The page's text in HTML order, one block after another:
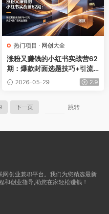
热门项目 · 网创大全
涨粉又赚钱的小红书实战营62
期：爆款封面选题技巧+引流
开店+接广变现全链路
2026-05-29 2.9
下一页 跳转
创业兼职平台。我们为您精选最新
创业指导,助您在家轻松赚钱！